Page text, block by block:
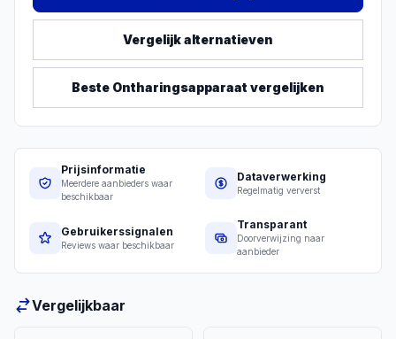
Vergelijk alternatieven
Beste Ontharingsapparaat vergelijken
Prijsinformatie
Meerdere aanbieders waar
beschikbaar
Dataverwerking
Regelmatig ververst
Gebruikerssignalen
Reviews waar beschikbaar
Transparant
Doorverwijzing naar
aanbieder
Vergelijkbaar